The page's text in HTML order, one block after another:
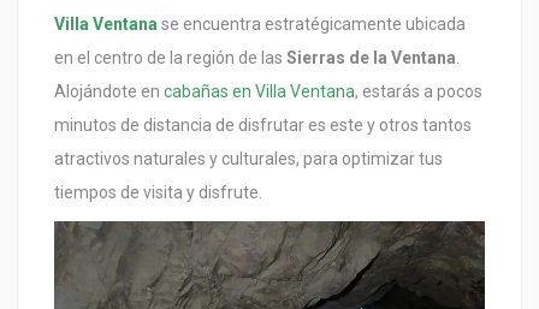
Villa Ventana se encuentra estratégicamente ubicada
en el centro de la región de las Sierras de la Ventana
Alojándote en cabañas en Villa Ventana, estarás a pocos
minutos de distancia de disfrutar es este y otros tantos
atractivos naturales y culturales, para optimizar tus
tiempos de visita y disfrute.